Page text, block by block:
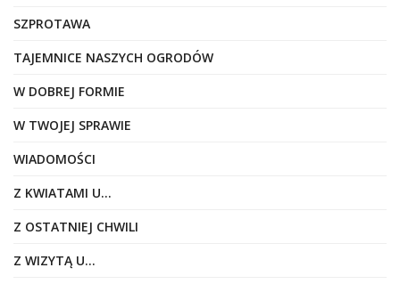
SZPROTAWA
TAJEMNICE NASZYCH OGRODÓW
W DOBREJ FORMIE
W TWOJEJ SPRAWIE
WIADOMOŚCI
Z KWIATAMI U…
Z OSTATNIEJ CHWILI
Z WIZYTĄ U…